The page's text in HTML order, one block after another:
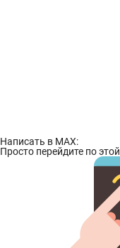
Написать в MAX:
Просто перейдите по этой